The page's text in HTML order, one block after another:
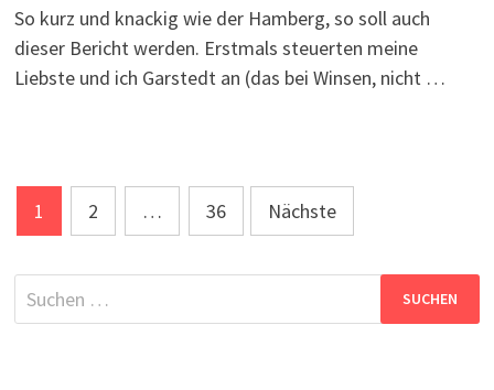
So kurz und knackig wie der Hamberg, so soll auch
dieser Bericht werden. Erstmals steuerten meine
Liebste und ich Garstedt an (das bei Winsen, nicht …
Seitennummerierung
der
Beiträge
1 2 … 36 Nächste
Suchen
nach: